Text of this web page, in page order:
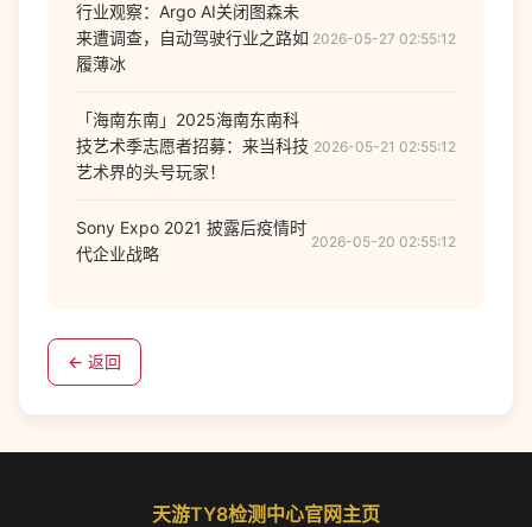
行业观察：Argo AI关闭图森未
来遭调查，自动驾驶行业之路如
履薄冰
2026-05-27 02:55:12
「海南东南」2025海南东南科
技艺术季志愿者招募：来当科技
艺术界的头号玩家！
2026-05-21 02:55:12
Sony Expo 2021 披露后疫情时
代企业战略
2026-05-20 02:55:12
← 返回
天游TY8检测中心官网主页